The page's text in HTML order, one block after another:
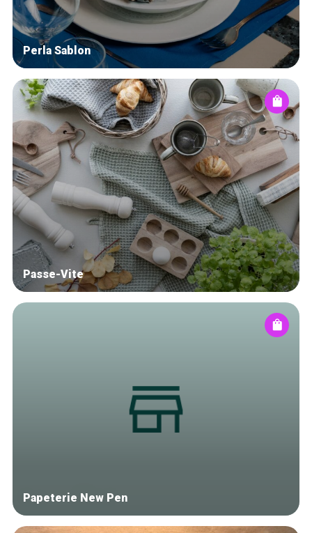
Accueil
Bonnes adresses
Quartiers
Blog
Tops 10
Artisans
A propos
Perla Sablon
Passe-Vite
Papeterie New Pen